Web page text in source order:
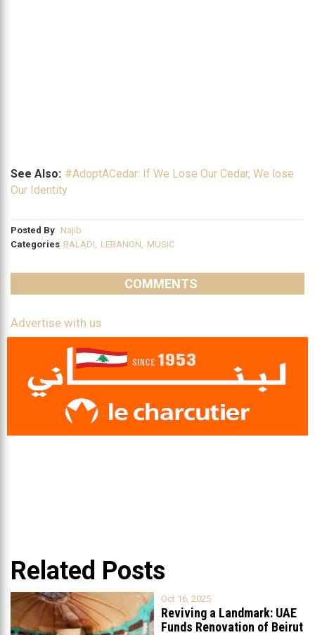
See Also: #AdoptACedar: If We Lose Our Cedar, We lose
Our Identity
Posted By Najib
Categories BALADI, LEBANON, MUSIC
COMMENTS
Advertise with us
Related Posts
Oct 16, 2025
Reviving a Landmark: UAE
Funds Renovation of Beirut